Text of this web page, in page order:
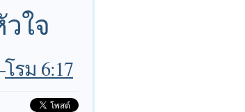
ใจ
โรม 6:17